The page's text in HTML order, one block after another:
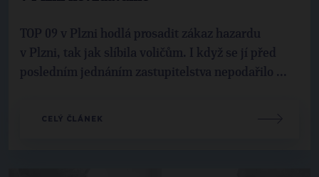
TOP 09 v Plzni hodlá prosadit zákaz hazardu
v Plzni, tak jak slíbila voličům. I když se jí před
posledním jednáním zastupitelstva nepodařilo ...
CELÝ ČLÁNEK